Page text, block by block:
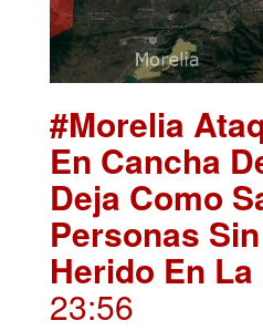
#Morelia
En Cancha
Deja Como
Personas
Herido En La
23:56